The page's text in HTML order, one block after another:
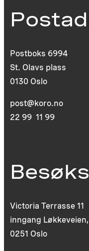
Postboks 6994
St. Olavs plass
0130 Oslo
post@koro.no
22 99 11 99
Victoria Terrasse 11
inngang Løkkeveien,
0251 Oslo